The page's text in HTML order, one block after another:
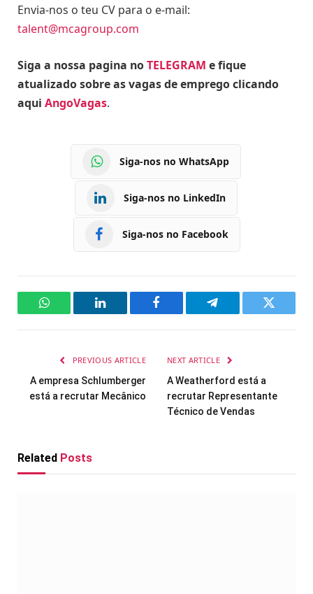
Envia-nos o teu CV para o e-mail:
talent@mcagroup.com
Siga a nossa pagina noTELEGRAM e fique
atualizado sobre as vagas de emprego clicando
aqui AngoVagas.
Siga-nos no WhatsApp
Siga-nos no LinkedIn
Siga-nos no Facebook
WhatsAppLinkedIn Facebook Telegram Twitter
PREVIOUS ARTICLE
A empresa Schlumberger
está a recrutar Mecânico
NEXT ARTICLE
A Weatherford está a
recrutar Representante
Técnico de Vendas
Related Posts